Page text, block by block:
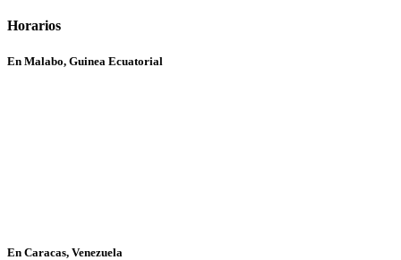
Horarios
En Malabo, Guinea Ecuatorial
En Caracas, Venezuela